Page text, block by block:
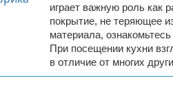
играет важную роль как
покрытие, не теряющее
материала,
При посещении кухни
в отличие от многих